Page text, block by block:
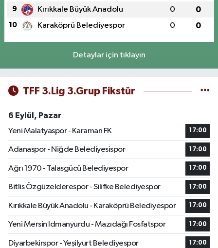
9 Kırıkkale Büyük Anadolu 0 0
10 Karaköprü Belediyespor 0 0
Detaylar için tıklayın
TFF 3.Lig 3.Grup Fikstür
6 Eylül, Pazar
Yeni Malatyaspor - Karaman FK
17:00
Adanaspor - Niğde Belediyesispor 17:00
Ağrı 1970 - Talasgücü Belediyespor 17:00
Bitlis Özgüzelderespor - Silifke Belediyespor 17:00
Kırıkkale Büyük Anadolu - Karaköprü Belediyespor 17:00
Yeni Mersin Idmanyurdu - Mazıdağı Fosfatspor 17:00
Diyarbekirspor - Yeşilyurt Belediyespor 17:00